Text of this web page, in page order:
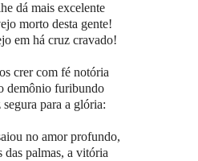
dá mais excelente
morto desta gente!
em há cruz cravado!
crer com fé notória
demônio furibundo
segura para a glória:
no amor profundo,
das palmas, a vitória